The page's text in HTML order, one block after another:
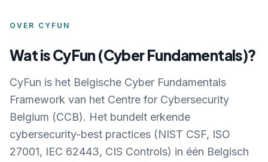
OVER CYFUN
Wat is CyFun (Cyber Fundamentals)?
CyFun is het Belgische Cyber Fundamentals
Framework van het Centre for Cybersecurity
Belgium (CCB). Het bundelt erkende
cybersecurity-best practices (NIST CSF, ISO
27001, IEC 62443, CIS Controls) in één Belgisch